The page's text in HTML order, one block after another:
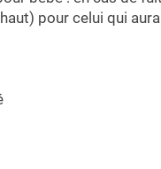
pour celui qui